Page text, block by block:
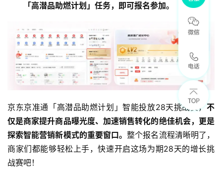
「高潜品助燃计划」任务，即可报名参加。
京东京准通「高潜品助燃计划」智能投放28天挑战赛， 不
仅是商家提升商品曝光度、加速销售转化的绝佳机会，更是
探索智能营销新模式的重要窗口。整个报名流程清晰明了，
商家们都能够轻松上手，快速开启这场为期28天的增长挑
战赛吧！